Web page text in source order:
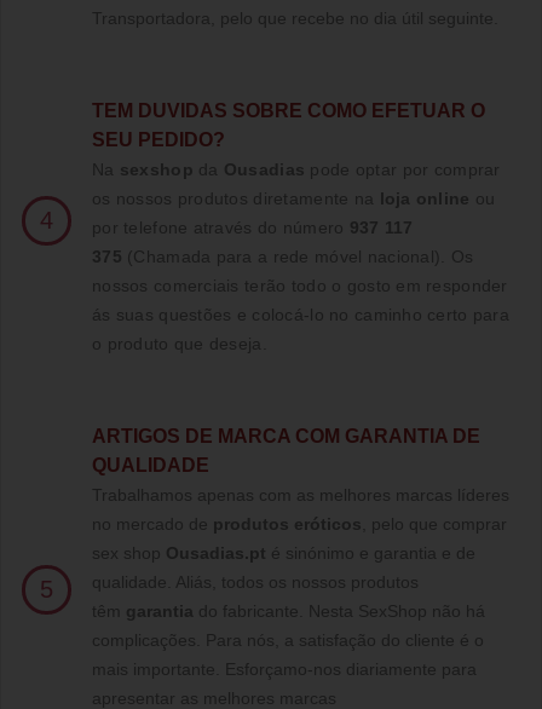
Transportadora, pelo que recebe no dia útil seguinte.
4
TE M DUVIDAS SOBRE COMO EFETUAR O
SEU PEDIDO?
Na sexshop da Ousadias pode optar por comprar
os nossos produtos diretamente na loja online ou
por telefone através do número 937 117
375 (Chamada para a rede móvel nacional)
. Os
nossos comerciais terão todo o gosto em responder
ás suas questões e colocá-lo no caminho certo para
o produto que deseja.
5
ARTIGOS DE MARCA COM GARANTIA DE
QUALIDADE
Trabalhamos apenas com as melhores marcas líderes
no mercado de produtos eróticos , pelo que comprar
sex shop Ousadias.pt é sinónimo e garantia e de
qualidade. Aliás, todos os nossos produtos
têm garantia do fabricante. Nesta SexShop não há
complicações. Para nós, a satisfação do cliente é o
mais importante. Esforçamo-nos diariamente para
apresentar as melhores marcas